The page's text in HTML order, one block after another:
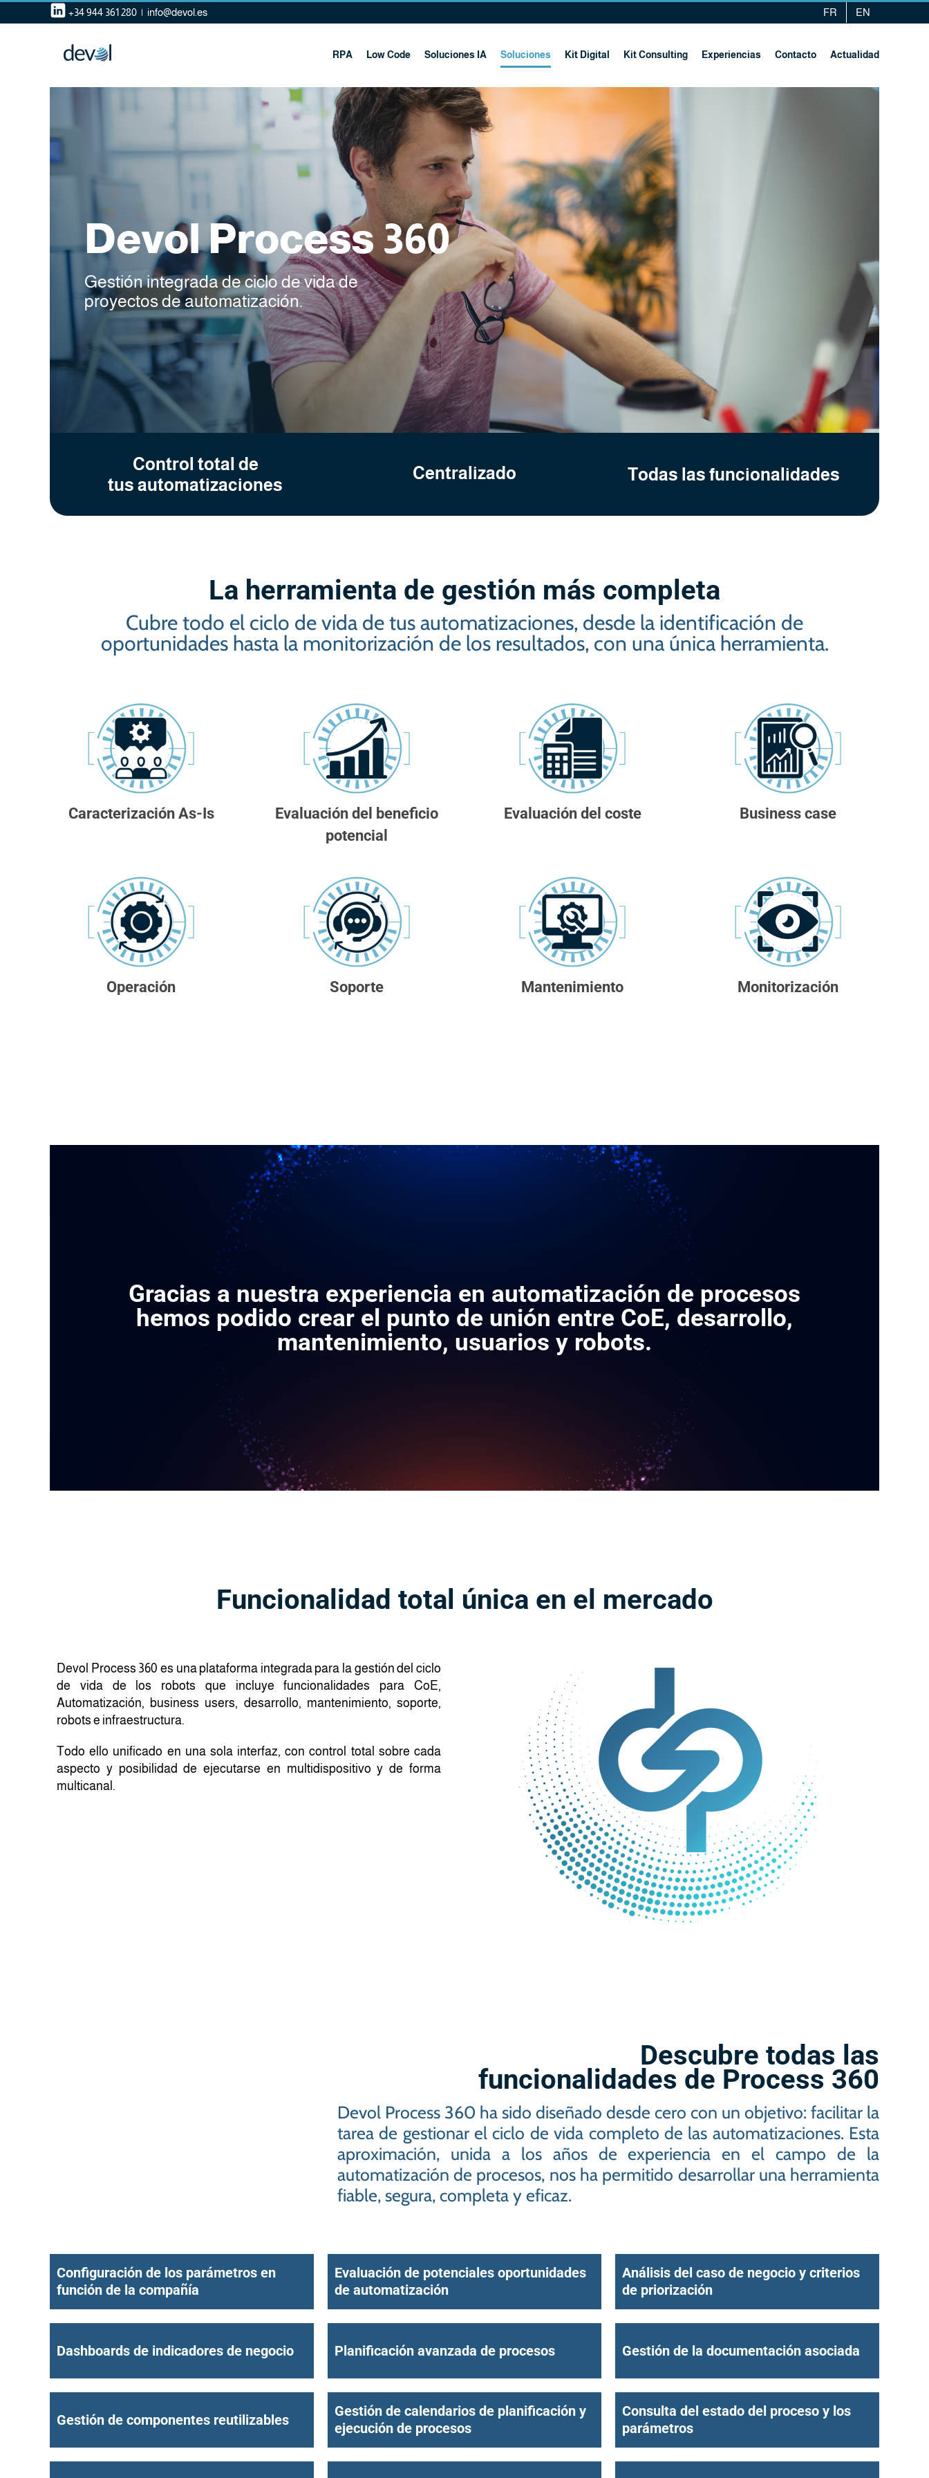
+34 944 361 280 | info@devol.es FR EN
RPA Low Code Soluciones IA Soluciones Kit Digital Kit Consulting Experiencias Contacto Actualidad
Devol Process 360
Gestión integrada de ciclo de vida de
proyectos de automatización.
Control total de
tus automatizaciones
Centralizado Todas las funcionalidades
La herramienta de gestión más completa
Cubre todo el ciclo de vida de tus automatizaciones, desde la identificación de
oportunidades hasta la monitorización de los resultados, con una única herramienta.
Caracterización As-Is
Evaluación del beneficio
potencial
Evaluación del coste Business case
Operación Soporte Mantenimiento Monitorización
Gracias a nuestra experiencia en automatización de procesos
hemos podido crear el punto de unión entre CoE, desarrollo,
mantenimiento, usuarios y robots.
Funcionalidad total única en el mercado
Devol Process 360 es una plataforma integrada para la gestión del ciclo
de vida de los robots que incluye funcionalidades para CoE,
Automatización, business users, desarrollo, mantenimiento, soporte,
robots e infraestructura.
Todo ello unificado en una sola interfaz, con control total sobre cada
aspecto y posibilidad de ejecutarse en multidispositivo y de forma
multicanal.
Descubre todas las
funcionalidades de Process 360
Devol Process 360 ha sido diseñado desde cero con un objetivo: facilitar la
tarea de gestionar el ciclo de vida completo de las automatizaciones. Esta
aproximación, unida a los años de experiencia en el campo de la
automatización de procesos, nos ha permitido desarrollar una herramienta
fiable, segura, completa y eficaz.
Configuración de los parámetros en
función de la compañía
Evaluación de potenciales oportunidades
de automatización
Análisis del caso de negocio y criterios
de priorización
Dashboards de indicadores de negocio Planificación avanzada de procesos Gestión de la documentación asociada
Gestión de componentes reutilizables
Gestión de calendarios de planificación y
ejecución de procesos
Consulta del estado del proceso y los
parámetros